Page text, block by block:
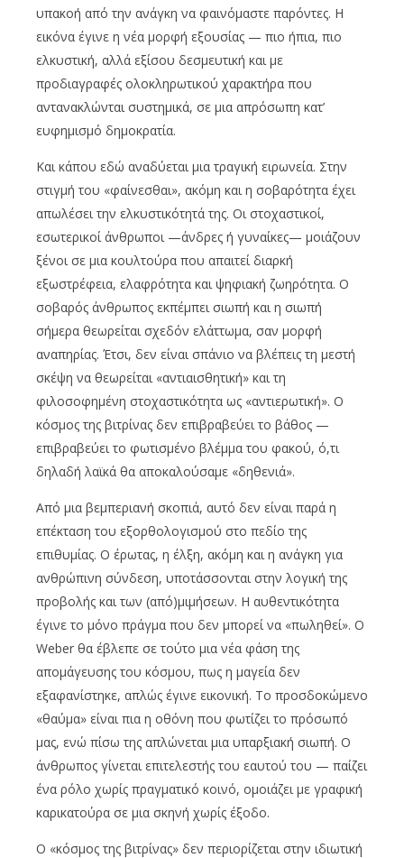
υπακοή από την ανάγκη να φαινόμαστε παρόντες. Η
εικόνα έγινε η νέα μορφή εξουσίας — πιο ήπια, πιο
ελκυστική, αλλά εξίσου δεσμευτική και με
προδιαγραφές ολοκληρωτικού χαρακτήρα που
αντανακλώνται συστημικά, σε μια απρόσωπη κατ’
ευφημισμό δημοκρατία.
Και κάπου εδώ αναδύεται μια τραγική ειρωνεία. Στην
στιγμή του «φαίνεσθαι», ακόμη και η σοβαρότητα έχει
απωλέσει την ελκυστικότητά της. Οι στοχαστικοί,
εσωτερικοί άνθρωποι —άνδρες ή γυναίκες— μοιάζουν
ξένοι σε μια κουλτούρα που απαιτεί διαρκή
εξωστρέφεια, ελαφρότητα και ψηφιακή ζωηρότητα. Ο
σοβαρός άνθρωπος εκπέμπει σιωπή και η σιωπή
σήμερα θεωρείται σχεδόν ελάττωμα, σαν μορφή
αναπηρίας. Έτσι, δεν είναι σπάνιο να βλέπεις τη μεστή
σκέψη να θεωρείται «αντιαισθητική» και τη
φιλοσοφημένη στοχαστικότητα ως «αντιερωτική». Ο
κόσμος της βιτρίνας δεν επιβραβεύει το βάθος —
επιβραβεύει το φωτισμένο βλέμμα του φακού, ό,τι
δηλαδή λαϊκά θα αποκαλούσαμε «δηθενιά».
Από μια βεμπεριανή σκοπιά, αυτό δεν είναι παρά η
επέκταση του εξορθολογισμού στο πεδίο της
επιθυμίας. Ο έρωτας, η έλξη, ακόμη και η ανάγκη για
ανθρώπινη σύνδεση, υποτάσσονται στην λογική της
προβολής και των (από)μιμήσεων. Η αυθεντικότητα
έγινε το μόνο πράγμα που δεν μπορεί να «πωληθεί». Ο
Weber θα έβλεπε σε τούτο μια νέα φάση της
απομάγευσης του κόσμου, πως η μαγεία δεν
εξαφανίστηκε, απλώς έγινε εικονική. Το προσδοκώμενο
«θαύμα» είναι πια η οθόνη που φωτίζει το πρόσωπό
μας, ενώ πίσω της απλώνεται μια υπαρξιακή σιωπή. Ο
άνθρωπος γίνεται επιτελεστής του εαυτού του — παίζει
ένα ρόλο χωρίς πραγματικό κοινό, ομοιάζει με γραφική
καρικατούρα σε μια σκηνή χωρίς έξοδο.
Ο «κόσμος της βιτρίνας» δεν περιορίζεται στην ιδιωτική